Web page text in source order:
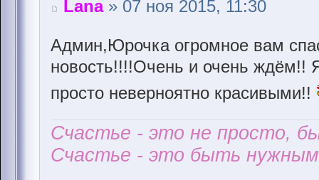
Lana» 07 ноя 2015, 11:30
Админ,Юрочка огромное вам
новость!!!!Очень и очень ждём!!
просто неверноятно красивыми!!
Счастье - это не просто,
Счастье - это быть